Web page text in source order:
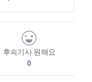
후속기사 원해요
0